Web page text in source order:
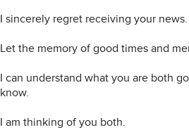
I sincerely regret receiving your
Let the memory of good times and
I can understand what you are both
know.
I am thinking of you both.